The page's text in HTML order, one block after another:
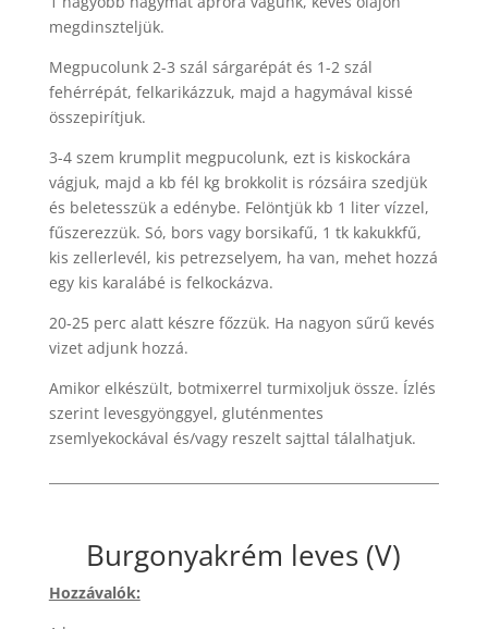
megdinszteljük.
Megpucolunk 2-3 szál sárgarépát és 1-2 szál
fehérrépát, felkarikázzuk, majd a hagymával kissé
összepirítjuk.
3-4 szem krumplit megpucolunk, ezt is kiskockára
vágjuk, majd a kb fél kg brokkolit is rózsáira szedjük
és beletesszük a edénybe. Felöntjük kb 1 liter vízzel,
fűszerezzük. Só, bors vagy borsikafű, 1 tk kakukkfű,
kis zellerlevél, kis petrezselyem, ha van, mehet hozzá
egy kis karalábé is felkockázva.
20-25 perc alatt készre főzzük. Ha nagyon sűrű kevés
vizet adjunk hozzá.
Amikor elkészült, botmixerrel turmixoljuk össze. Ízlés
szerint levesgyönggyel, gluténmentes
zsemlyekockával és/vagy reszelt sajttal tálalhatjuk.
Burgonyakrém leves (V)
Hozzávalók: